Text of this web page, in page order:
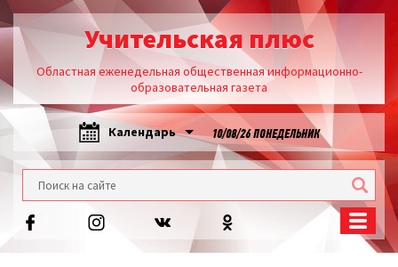
Учительская плюс
Областная еженедельная общественная информационно-
образовательная газета
Календарь 10/08/26 ПОНЕДЕЛЬНИК